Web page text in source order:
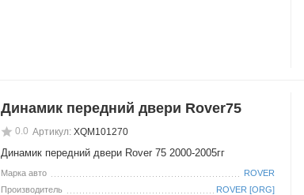
Динамик передний двери Rover75
0.0 Артикул: XQM101270
Динамик передний двери Rover 75 2000-2005гг
Марка авто
ROVER
Производитель
ROVER [ORG]